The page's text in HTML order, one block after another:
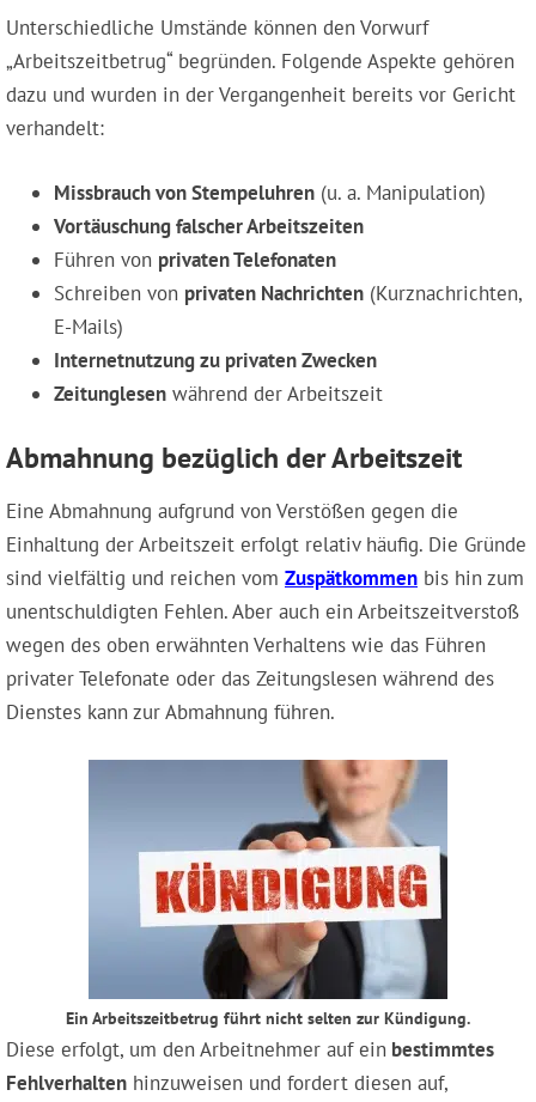
Unterschiedliche Umstände können den Vorwurf
„Arbeitszeitbetrug“ begründen. Folgende Aspekte gehören
dazu und wurden in der Vergangenheit bereits vor Gericht
verhandelt:
Missbrauch von Stempeluhren (u. a. Manipulation)
Vortäuschung falscher Arbeitszeiten
Führen von privaten Telefonaten
Schreiben von privaten Nachrichten (Kurznachrichten,
E-Mails)
Internetnutzung zu privaten Zwecken
Zeitunglesen während der Arbeitszeit
Abmahnung bezüglich der Arbeitszeit
Eine Abmahnung aufgrund von Verstößen gegen die
Einhaltung der Arbeitszeit erfolgt relativ häufig. Die Gründe
sind vielfältig und reichen vom Zuspätkommen bis hin zum
unentschuldigten Fehlen. Aber auch ein Arbeitszeitverstoß
wegen des oben erwähnten Verhaltens wie das Führen
privater Telefonate oder das Zeitungslesen während des
Dienstes kann zur Abmahnung führen.
Ein Arbeitszeitbetrug führt nicht selten zur Kündigung.
Diese erfolgt, um den Arbeitnehmer auf ein bestimmtes
Fehlverhalten hinzuweisen und fordert diesen auf,